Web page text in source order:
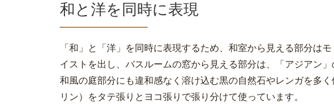
和と洋を同時に表現
「和」と「洋」を同時に表現するため、和室から見える部分は
イストを出し、バスルームの窓から見える部分は、「アジアン」
和風の庭部分にも違和感なく溶け込む黒の自然石やレンガを多
リン）をタテ張りとヨコ張りで張り分けて使っています。